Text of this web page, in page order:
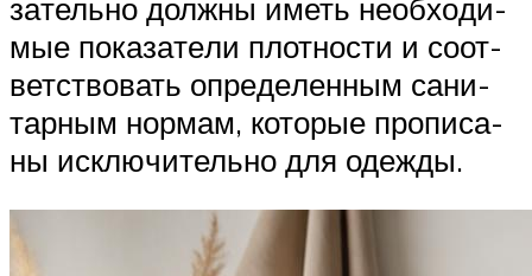
за­тель­но долж­ны иметь необ­хо­ди­
мые пока­за­те­ли плот­но­сти и соот­
вет­ство­вать опре­де­лен­ным сани­
тар­ным нор­мам, кото­рые про­пи­са­
ны исклю­чи­тель­но для одежды.